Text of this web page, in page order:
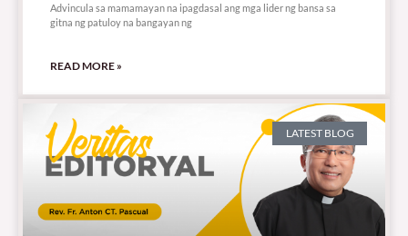
Advincula sa mamamayan na ipagdasal ang mga lider ng bansa sa
gitna ng patuloy na bangayan ng
READ MORE »
LATEST BLOG